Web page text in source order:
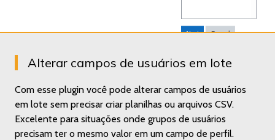
Alterar campos de usuários em lote
Com esse plugin você pode alterar campos de usuários
em lote sem precisar criar planilhas ou arquivos CSV.
Excelente para situações onde grupos de usuários
precisam ter o mesmo valor em um campo de perfil.